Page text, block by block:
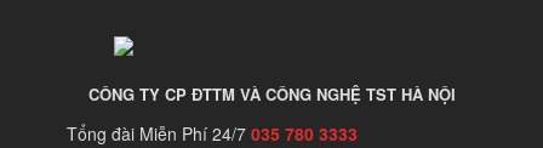
CÔNG TY CP ĐTTM VÀ CÔNG NGHỆ TST HÀ NỘI
Tổng đài Miễn Phí 24/7 035 780 3333